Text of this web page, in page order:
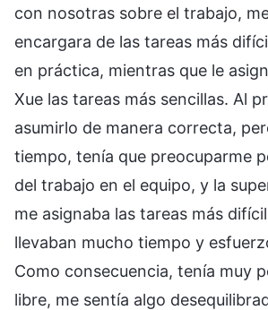
con nosotras sobre el trabajo,
encargara de las tareas más
en práctica, mientras que le
Xue las tareas más sencillas. Al
asumirlo de manera correcta,
tiempo, tenía que preocuparme
del trabajo en el equipo, y la
me asignaba las tareas más
llevaban mucho tiempo y
Como consecuencia, tenía muy
libre, me sentía algo